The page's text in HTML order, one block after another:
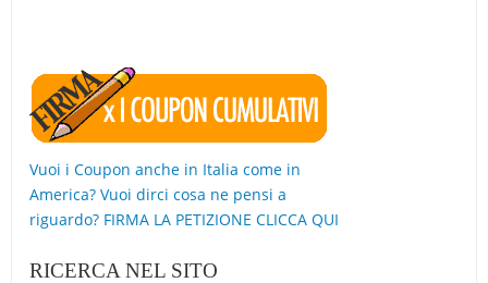
Vuoi i Coupon anche in Italia come in
America? Vuoi dirci cosa ne pensi a
riguardo? FIRMA LA PETIZIONE CLICCA QUI
RICERCA NEL SITO